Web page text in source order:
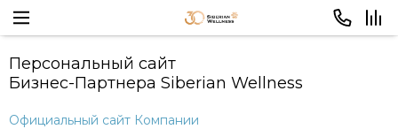
Персональный сайт
Бизнес-Партнера Siberian Wellness
Официальный сайт Компании